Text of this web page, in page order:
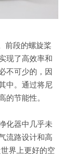
前段的螺旋桨
现了高效率和
不可少的，因
中。通过将尼
的节能性。
化器中几乎未
流路设计和高
界上更好的空